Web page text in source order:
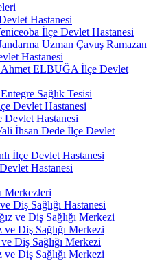
Hastanesi
İlçe Devlet Hastanesi
Uzman Çavuş Ramazan
Hastanesi
Ahmet ELBUĞA İlçe Devlet
Sağlık Tesisi
Devlet Hastanesi
Devlet Hastanesi
İhsan Dede İlçe Devlet
İlçe Devlet Hastanesi
Hastanesi
Merkezleri
Diş Sağlığı Hastanesi
ve Diş Sağlığı Merkezi
ve Diş Sağlığı Merkezi
Diş Sağlığı Merkezi
ve Diş Sağlığı Merkezi